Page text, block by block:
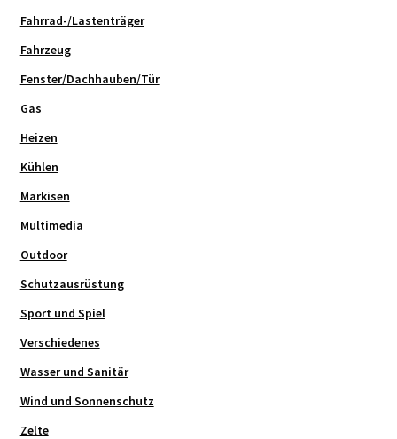
Fahrrad-/Lastenträger
Fahrzeug
Fenster/Dachhauben/Tür
Gas
Heizen
Kühlen
Markisen
Multimedia
Outdoor
Schutzausrüstung
Sport und Spiel
Verschiedenes
Wasser und Sanitär
Wind und Sonnenschutz
Zelte